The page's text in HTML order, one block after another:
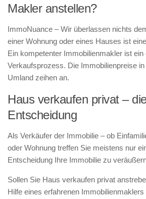
Makler anstellen?
ImmoNuance – Wir überlassen nichts
einer Wohnung oder eines Hauses ist
Ein kompetenter Immobilienmakler ist
Verkaufsprozess. Die Immobilienpreise
Umland zeihen an.
Haus verkaufen privat –
Entscheidung
Als Verkäufer der Immobilie – ob
oder Wohnung treffen Sie meistens nur
Entscheidung Ihre Immobilie zu
Sollen Sie Haus verkaufen privat
Hilfe eines erfahrenen